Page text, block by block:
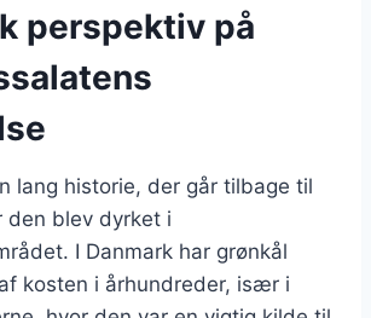
perspektiv på
lang historie, der går tilbage til
den blev dyrket i
I Danmark har grønkål
kosten i århundreder, især i